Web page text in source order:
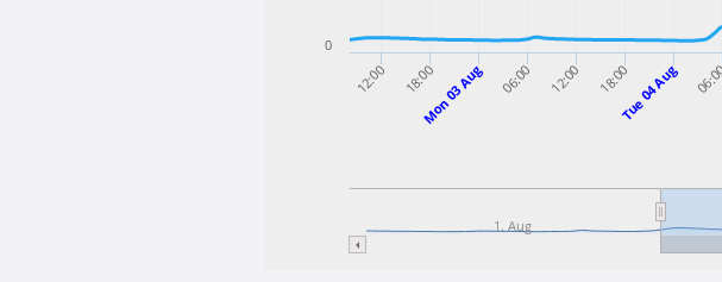
12:00 18:00Mon 03 Aug 06:00 12:00 18:00Tue 04 Aug
1. Aug
0